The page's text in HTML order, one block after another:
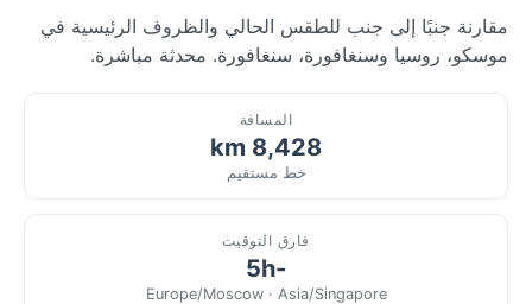
مقارنة جنبًا إلى جنب للطقس الحالي والظروف الرئيسية في
موسكو، روسيا وسنغافورة، سنغافورة. محدثة مباشرة.
المسافة
8,428 km
خط مستقيم
فارق التوقيت
-5h
Europe/Moscow · Asia/Singapore